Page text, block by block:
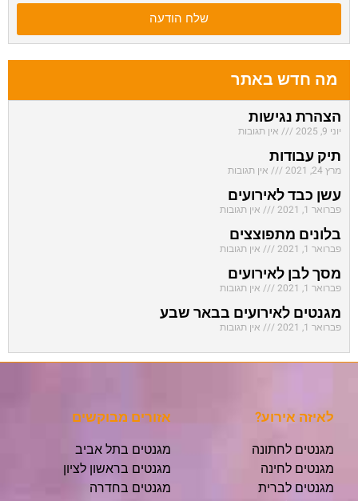
שלח הודעה
מה חדש באתר
הצהרת נגישות
יוני 9, 2025 אין תגובות
תיק עבודות
מרץ 24, 2021 אין תגובות
עשן כבד לאירועים
פברואר 1, 2021 אין תגובות
בלונים מתפוצצים
פברואר 1, 2021 אין תגובות
מסך לבן לאירועים
פברואר 1, 2021 אין תגובות
מגנטים לאירועים בבאר שבע
פברואר 1, 2021 אין תגובות
לאיזה אירוע?
מגנטים לחתונה
מגנטים לחינה
מגנטים לברית
אזורים מבוקשים
מגנטים בתל אביב
מגנטים בראשון לציון
מגנטים בחדרה